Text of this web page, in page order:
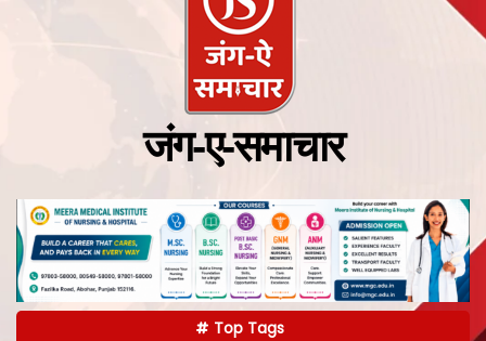
जंग-ए-समाचार
Top Tags